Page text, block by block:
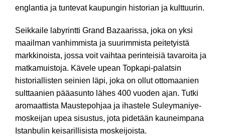
englantia ja tuntevat kaupungin historian ja kulttuurin.
Seikkaile labyrintti Grand Bazaarissa, joka on yksi
maailman vanhimmista ja suurimmista peitetyistä
markkinoista, jossa voit vaihtaa perinteisiä tavaroita ja
matkamuistoja. Kävele upean Topkapi-palatsin
historiallisten seinien läpi, joka on ollut ottomaanien
sulttaanien pääasunto lähes 400 vuoden ajan. Tutki
aromaattista Maustepohjaa ja ihastele Suleymaniye-
moskeijan upea sisustus, jota pidetään kauneimpana
Istanbulin keisarillisista moskeijoista.